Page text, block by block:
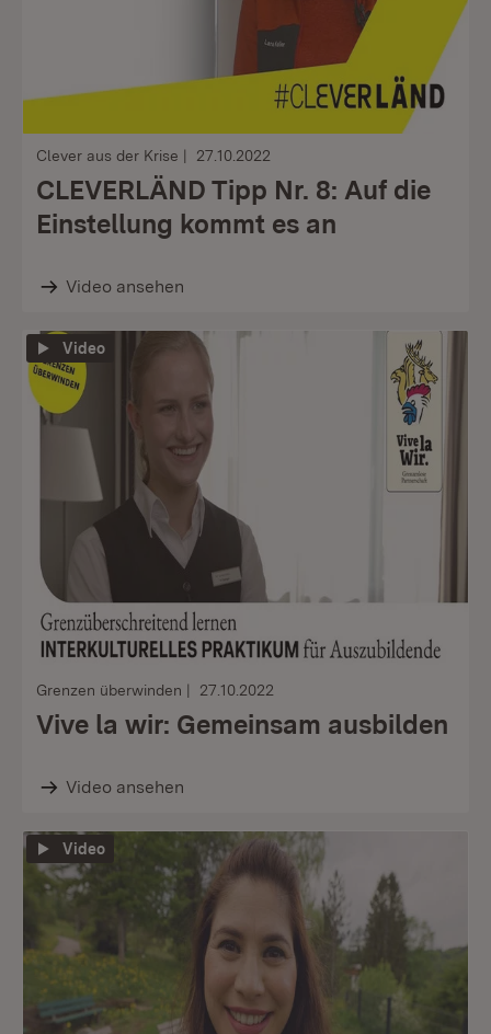
Clever aus der Krise 27.10.2022
CLEVERLÄND Tipp Nr. 8: Auf die
Einstellung kommt es an
Video ansehen
Video
Grenzen überwinden 27.10.2022
Vive la wir: Gemeinsam ausbilden
Video ansehen
Video